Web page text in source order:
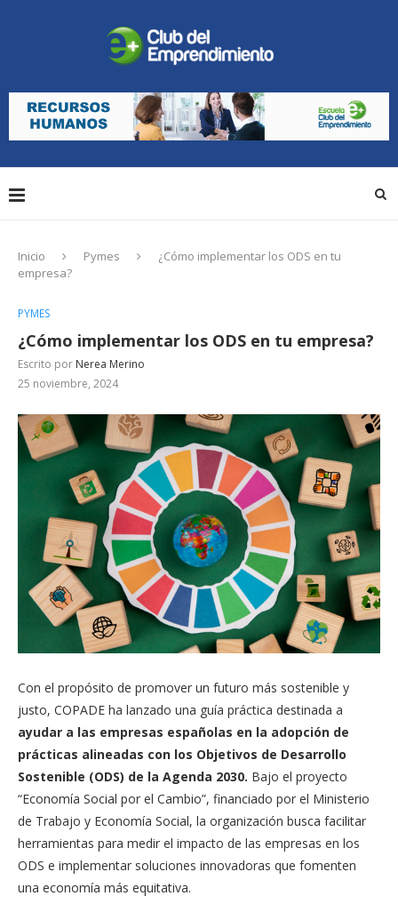
Inicio Pymes
¿Cómo implementar los ODS en tu
empresa?
PYMES
¿Cómo implementar los ODS en tu empresa?
Escrito por Nerea Merino
25 noviembre, 2024
Con el propósito de promover un futuro más sostenible y
justo, COPADE ha lanzado una guía práctica destinada a
ayudar a las empresas españolas en la adopción de
prácticas alineadas con los Objetivos de Desarrollo
Sostenible (ODS) de la Agenda 2030. Bajo el proyecto
“Economía Social por el Cambio”, financiado por el Ministerio
de Trabajo y Economía Social, la organización busca facilitar
herramientas para medir el impacto de las empresas en los
ODS e implementar soluciones innovadoras que fomenten
una economía más equitativa.